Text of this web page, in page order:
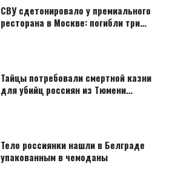
СВУ сдетонировало у премиального
ресторана в Москве: погибли три…
Тайцы потребовали смертной казни
для убийц россиян из Тюмени…
Тело россиянки нашли в Белграде
упакованным в чемоданы